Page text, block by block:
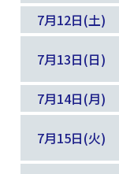
7月12日(土)
7月13日(日)
7月14日(月)
7月15日(火)